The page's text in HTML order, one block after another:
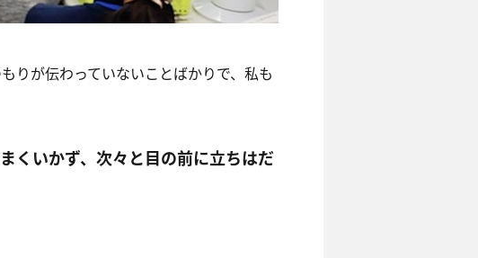
りが伝わっていないことばかりで、私も
くいかず、次々と目の前に立ちはだ